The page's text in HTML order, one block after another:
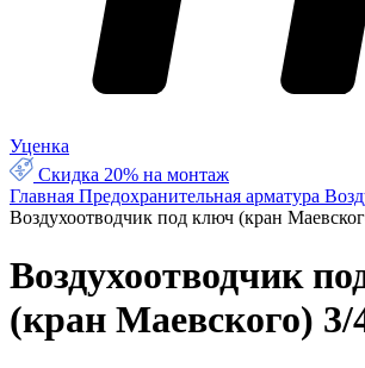
Уценка
Скидка 20% на монтаж
Главная Предохранительная арматура
Воздухоотводчик под ключ (кран
Воздухоотводчик
(кран Маевского) 3/